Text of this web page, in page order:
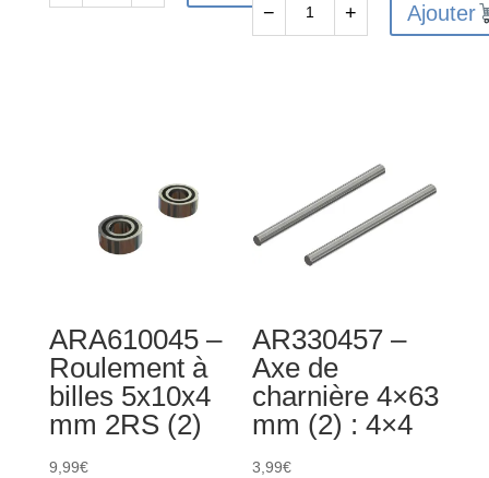
5x8x2.5
mm
− + Ajouter
ARA610045 –
Roulement à
billes 5x10x4
mm 2RS (2)
9,99€
AR330457 –
Axe de
charnière 4×63
mm (2) : 4×4
3,99€